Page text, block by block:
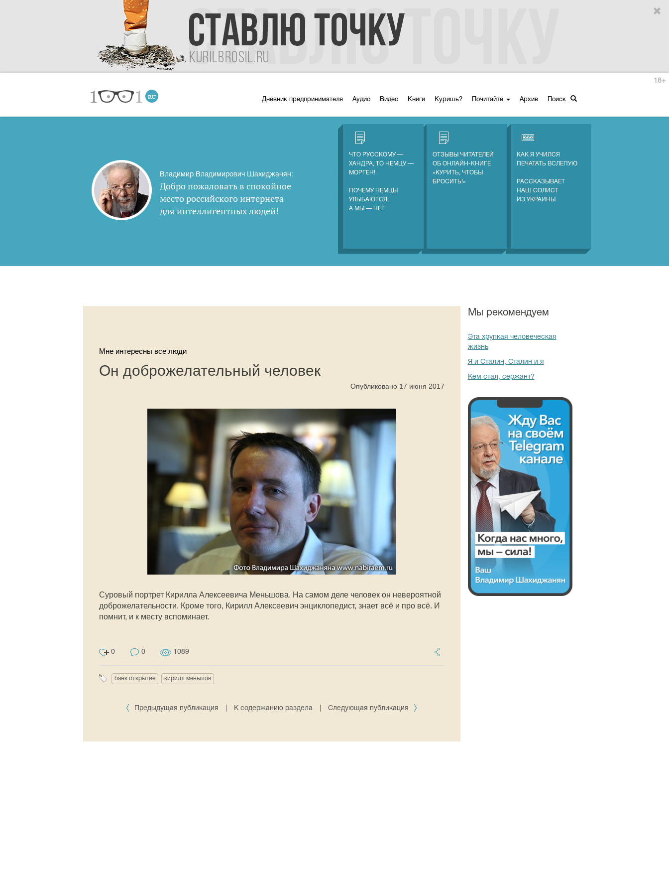
Дневник предпринимателя Аудио Видео Книги Куришь? Почитайте Архив Поиск
18+
Владимир Владимирович Шахиджанян:
Добро пожаловать в спокойное
место российского интернета
для интеллигентных людей!
ЧТО РУССКОМУ —
ХАНДРА, ТО НЕМЦУ —
МОРГЕН!
ПОЧЕМУ НЕМЦЫ
УЛЫБАЮТСЯ,
А МЫ — НЕТ
ОТЗЫВЫ ЧИТАТЕЛЕЙ
ОБ ОНЛАЙН-КНИГЕ
«КУРИТЬ, ЧТОБЫ
БРОСИТЬ!»
КАК Я УЧИЛСЯ
ПЕЧАТАТЬ ВСЛЕПУЮ
РАССКАЗЫВАЕТ
НАШ СОЛИСТ
ИЗ УКРАИНЫ
Мне интересны все люди
Он доброжелательный человек
Опубликовано 17 июня 2017
Суровый портрет Кирилла Алексеевича Меньшова. На самом деле человек он невероятной
доброжелательности. Кроме того, Кирилл Алексеевич энциклопедист, знает всё и про всё. И
помнит, и к месту вспоминает.
0 0 1089
банк открытие кирилл меньшов
Предыдущая публикация К содержанию раздела Следующая публикация
Мы рекомендуем
Эта хрупкая человеческая
жизнь
Я и Сталин, Сталин и я
Кем стал, сержант?